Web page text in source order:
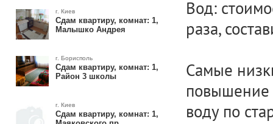
г. Киев
Сдам квартиру, комнат: 1,
Малышко Андрея
г. Борисполь
Сдам квартиру, комнат: 1,
Район 3 школы
г. Киев
Сдам квартиру, комнат: 1,
Вод:
раза,
Самые
повышение
воду по